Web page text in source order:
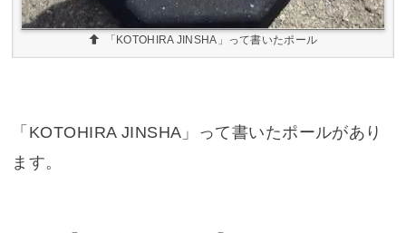
あれ？「JINJA」ではなく「JINSHA」になってい